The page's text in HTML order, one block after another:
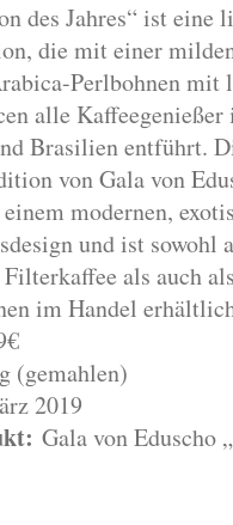
des Jahres“ ist eine
die mit einer
Perlbohnen mit
alle Kaffeegenießer
Brasilien entführt.
von Gala von
modernen,
und ist sowohl
als auch
im Handel
(gemahlen)
2019
Gala von Eduscho